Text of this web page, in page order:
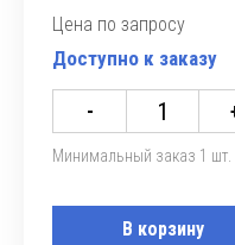
Цена по запросу
Доступно к заказу
-
Минимальный заказ 1 шт.
В корзину